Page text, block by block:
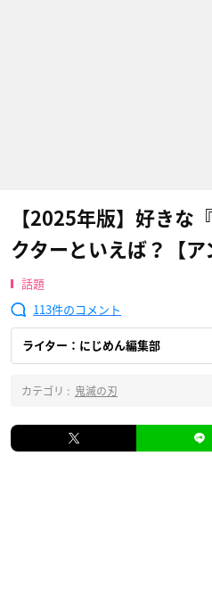
【2025年版】好きな
クターといえば？【ア
話題
113
ライター：にじめん編集部
カテゴリ : 鬼滅の刃